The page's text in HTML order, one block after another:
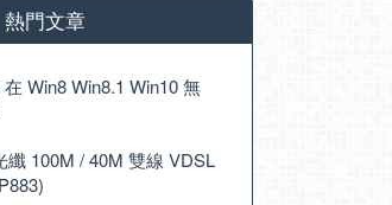
熱門文章
Win8 Win8.1 Win10 無
纖 100M / 40M 雙線 VDSL